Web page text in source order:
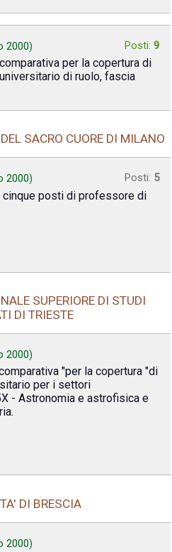
2000) Posti: 9
per la copertura di
di ruolo, fascia
SACRO CUORE DI MILANO
2000) Posti: 5
cinque posti di professore di
SUPERIORE DI STUDI
DI TRIESTE
2000)
"per la copertura "di
per i settori
- Astronomia e astrofisica e
DI BRESCIA
2000)